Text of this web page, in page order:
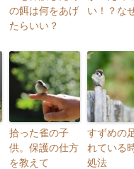
の餌は何をあげ
たらいい？
い！？な
拾った雀の子
供。保護の仕方
を教えて
すずめの
れている
処法